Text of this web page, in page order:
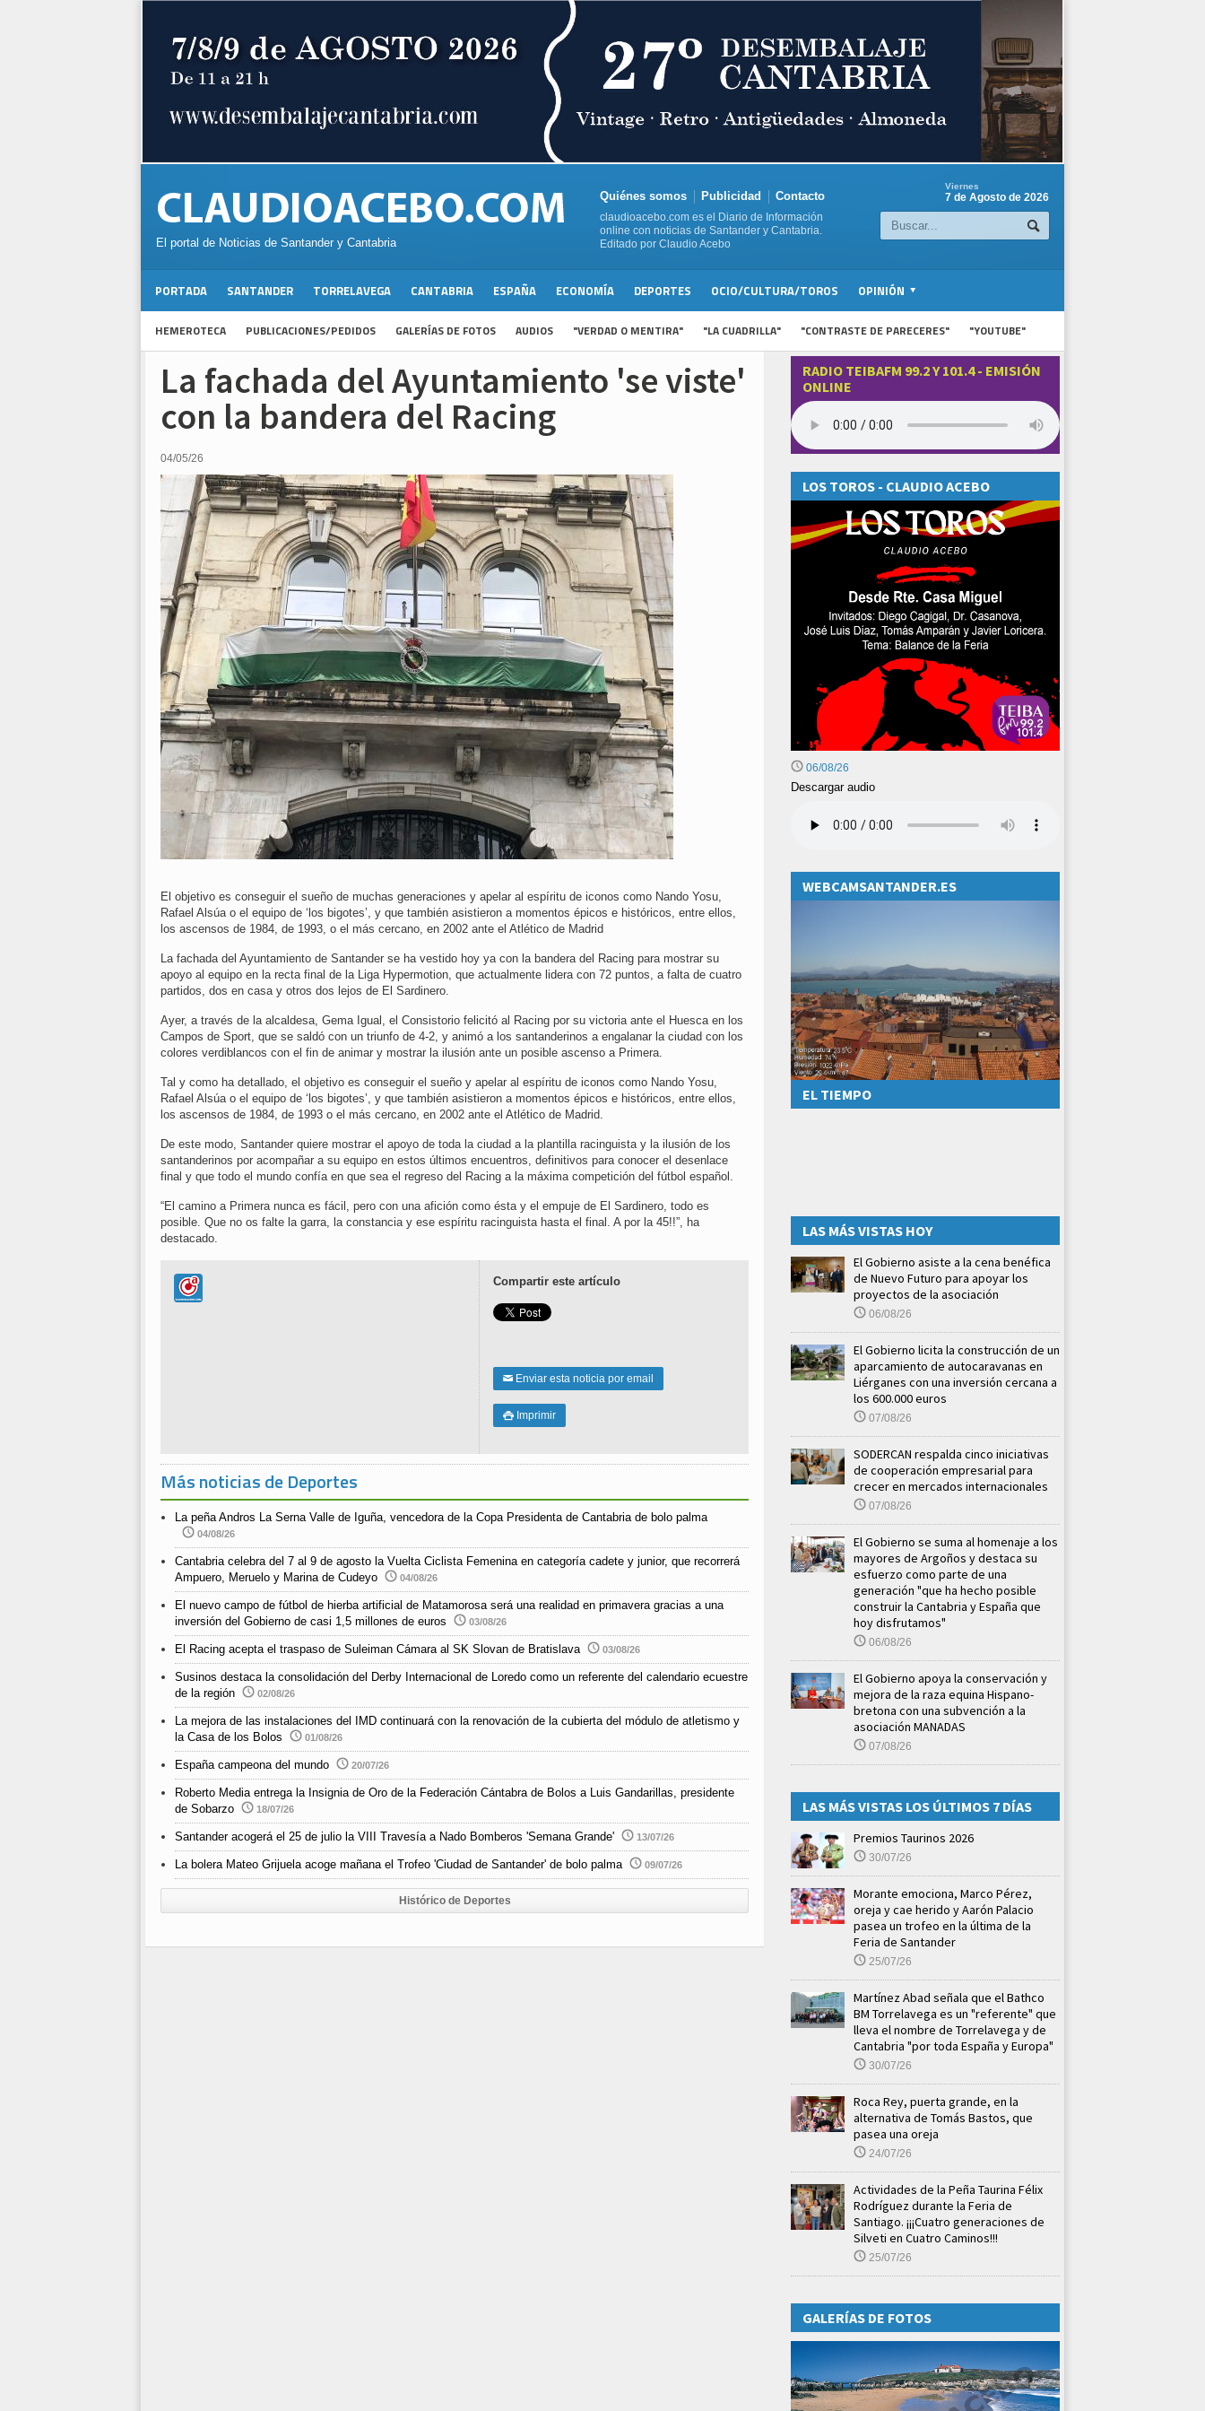
El portal de Noticias de Santander y Cantabria
Quiénes somos Publicidad Contacto
claudioacebo.com es el Diario de Información
online con noticias de Santander y Cantabria.
Editado por Claudio Acebo
Viernes
7 de Agosto de 2026
PORTADA SANTANDER TORRELAVEGA CANTABRIA ESPAÑA ECONOMÍA DEPORTES OCIO/CULTURA/TOROS OPINIÓN
HEMEROTECA PUBLICACIONES/PEDIDOS GALERÍAS DE FOTOS AUDIOS "VERDAD O MENTIRA" "LA CUADRILLA" "CONTRASTE DE PARECERES" "YOUTUBE"
La fachada del Ayuntamiento 'se viste'
con la bandera del Racing
04/05/26
El objetivo es conseguir el sueño de muchas generaciones y apelar al espíritu de iconos como Nando Yosu,
Rafael Alsúa o el equipo de ‘los bigotes’, y que también asistieron a momentos épicos e históricos, entre ellos,
los ascensos de 1984, de 1993, o el más cercano, en 2002 ante el Atlético de Madrid
La fachada del Ayuntamiento de Santander se ha vestido hoy ya con la bandera del Racing para mostrar su
apoyo al equipo en la recta final de la Liga Hypermotion, que actualmente lidera con 72 puntos, a falta de cuatro
partidos, dos en casa y otros dos lejos de El Sardinero.
Ayer, a través de la alcaldesa, Gema Igual, el Consistorio felicitó al Racing por su victoria ante el Huesca en los
Campos de Sport, que se saldó con un triunfo de 4-2, y animó a los santanderinos a engalanar la ciudad con los
colores verdiblancos con el fin de animar y mostrar la ilusión ante un posible ascenso a Primera.
Tal y como ha detallado, el objetivo es conseguir el sueño y apelar al espíritu de iconos como Nando Yosu,
Rafael Alsúa o el equipo de ‘los bigotes’, y que también asistieron a momentos épicos e históricos, entre ellos,
los ascensos de 1984, de 1993 o el más cercano, en 2002 ante el Atlético de Madrid.
De este modo, Santander quiere mostrar el apoyo de toda la ciudad a la plantilla racinguista y la ilusión de los
santanderinos por acompañar a su equipo en estos últimos encuentros, definitivos para conocer el desenlace
final y que todo el mundo confía en que sea el regreso del Racing a la máxima competición del fútbol español.
“El camino a Primera nunca es fácil, pero con una afición como ésta y el empuje de El Sardinero, todo es
posible. Que no os falte la garra, la constancia y ese espíritu racinguista hasta el final. A por la 45!!”, ha
destacado.
Compartir este artículo
✉ Enviar esta noticia por email
 Imprimir
Más noticias de Deportes
La peña Andros La Serna Valle de Iguña, vencedora de la Copa Presidenta de Cantabria de bolo palma
04/08/26
Cantabria celebra del 7 al 9 de agosto la Vuelta Ciclista Femenina en categoría cadete y junior, que recorrerá
Ampuero, Meruelo y Marina de Cudeyo
04/08/26
El nuevo campo de fútbol de hierba artificial de Matamorosa será una realidad en primavera gracias a una
inversión del Gobierno de casi 1,5 millones de euros
03/08/26
El Racing acepta el traspaso de Suleiman Cámara al SK Slovan de Bratislava 03/08/26
Susinos destaca la consolidación del Derby Internacional de Loredo como un referente del calendario ecuestre
de la región
02/08/26
La mejora de las instalaciones del IMD continuará con la renovación de la cubierta del módulo de atletismo y
la Casa de los Bolos
01/08/26
España campeona del mundo 20/07/26
Roberto Media entrega la Insignia de Oro de la Federación Cántabra de Bolos a Luis Gandarillas, presidente
de Sobarzo
18/07/26
Santander acogerá el 25 de julio la VIII Travesía a Nado Bomberos 'Semana Grande' 13/07/26
La bolera Mateo Grijuela acoge mañana el Trofeo 'Ciudad de Santander' de bolo palma 09/07/26
Histórico de Deportes
RADIO TEIBAFM 99.2 Y 101.4 - EMISIÓN
ONLINE
LOS TOROS - CLAUDIO ACEBO
06/08/26
Descargar audio
WEBCAMSANTANDER.ES
EL TIEMPO
LAS MÁS VISTAS HOY
El Gobierno asiste a la cena benéfica
de Nuevo Futuro para apoyar los
proyectos de la asociación
06/08/26
El Gobierno licita la construcción de un
aparcamiento de autocaravanas en
Liérganes con una inversión cercana a
los 600.000 euros
07/08/26
SODERCAN respalda cinco iniciativas
de cooperación empresarial para
crecer en mercados internacionales
07/08/26
El Gobierno se suma al homenaje a los
mayores de Argoños y destaca su
esfuerzo como parte de una
generación "que ha hecho posible
construir la Cantabria y España que
hoy disfrutamos"
06/08/26
El Gobierno apoya la conservación y
mejora de la raza equina Hispano-
bretona con una subvención a la
asociación MANADAS
07/08/26
LAS MÁS VISTAS LOS ÚLTIMOS 7 DÍAS
Premios Taurinos 2026
30/07/26
Morante emociona, Marco Pérez,
oreja y cae herido y Aarón Palacio
pasea un trofeo en la última de la
Feria de Santander
25/07/26
Martínez Abad señala que el Bathco
BM Torrelavega es un "referente" que
lleva el nombre de Torrelavega y de
Cantabria "por toda España y Europa"
30/07/26
Roca Rey, puerta grande, en la
alternativa de Tomás Bastos, que
pasea una oreja
24/07/26
Actividades de la Peña Taurina Félix
Rodríguez durante la Feria de
Santiago. ¡¡¡Cuatro generaciones de
Silveti en Cuatro Caminos!!!
25/07/26
GALERÍAS DE FOTOS